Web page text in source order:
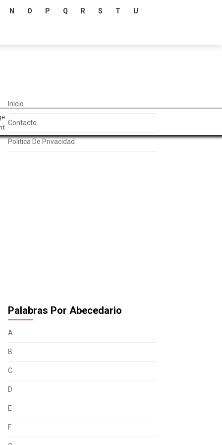
N O P Q R S T U
Inicio
Contacto
Politica De Privacidad
Palabras Por Abecedario
A
B
C
D
E
F